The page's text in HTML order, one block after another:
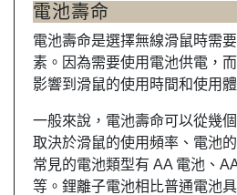
電池壽命
電池壽命是選擇無線滑鼠時需
素。因為需要使用電池供電，
影響到滑鼠的使用時間和使用體
一般來說，電池壽命可以從幾
取決於滑鼠的使用頻率、電池
常見的電池類型有 AA 電池、
等。鋰離子電池相比普通電池